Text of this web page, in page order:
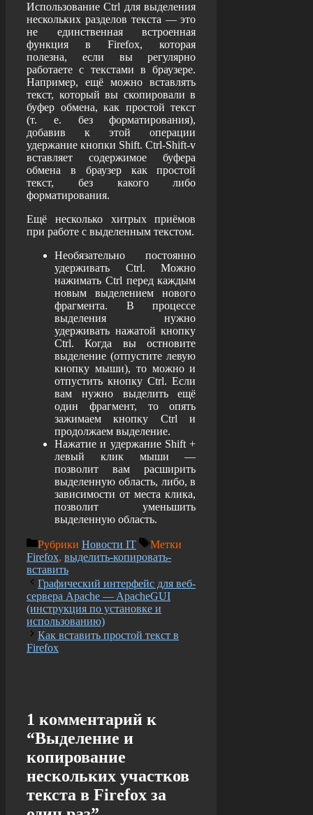
Использование Ctrl для выделения
нескольких разделов текста — это
не единственная встроенная
функция в Firefox, которая
полезна, если вы регулярно
работаете с текстами в браузере.
Например, ещё можно вставлять
текст, который вы скопировали в
буфер обмена, как простой текст
(т. е. без форматирования),
добавив к этой операции
удержание кнопки Shift. Ctrl-Shift-v
вставляет содержимое буфера
обмена в браузер как простой
текст, без какого либо
форматирования.
Ещё несколько хитрых приёмов
при работе с выделенным текстом.
Необязательно постоянно
удерживать Ctrl. Можно
нажимать Ctrl перед каждым
новым выделением нового
фрагмента. В процессе
выделения нужно
удерживать нажатой кнопку
Ctrl. Когда вы остновите
выделение (отпустите левую
кнопку мыши), то можно и
отпустить кнопку Ctrl. Если
вам нужно выделить ещё
один фрагмент, то опять
зажимаем кнопку Ctrl и
продолжаем выделение.
Нажатие и удержание Shift +
левый клик мыши —
позволит вам расширить
выделенную область, либо, в
зависимости от места клика,
позволит уменьшить
выделенную область.
Рубрики Новости IT
Метки
Firefox, выделить-копировать-
вставить
Графический интерфейс для веб-
сервера Apache — ApacheGUI
(инструкция по установке и
использованию)
Как вставить простой текст в
Firefox
1 комментарий к
“Выделение и
копирование
нескольких участков
текста в Firefox за